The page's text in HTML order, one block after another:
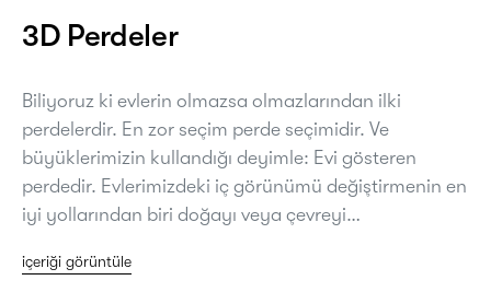
3D Perdeler
Biliyoruz ki evlerin olmazsa olmazlarından ilki
perdelerdir. En zor seçim perde seçimidir. Ve
büyüklerimizin kullandığı deyimle: Evi gösteren
perdedir. Evlerimizdeki iç görünümü değiştirmenin en
iyi yollarından biri doğayı veya çevreyi…
içeriği görüntüle